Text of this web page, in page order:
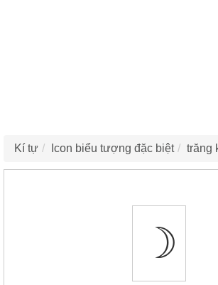
Kí tự Icon biểu tượng đặc biệt trăng
☽